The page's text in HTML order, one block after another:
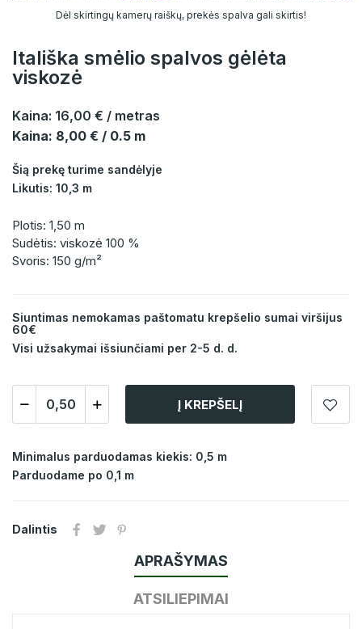
Dėl skirtingų kamerų raiškų, prekės spalva gali skirtis!
Itališka smėlio spalvos gėlėta
viskozė
Kaina: 16,00 € / metras
Kaina: 8,00 € / 0.5 m
Šią prekę turime sandėlyje
Likutis: 10,3 m
Plotis: 1,50 m
Sudėtis: viskozė 100 %
Svoris: 150 g/m²
Siuntimas nemokamas paštomatu krepšelio sumai viršijus
60€
Visi užsakymai išsiunčiami per 2-5 d. d.
Į KREPŠELĮ
Minimalus parduodamas kiekis: 0,5 m
Parduodame po 0,1 m
Dalintis
APRAŠYMAS
ATSILIEPIMAI